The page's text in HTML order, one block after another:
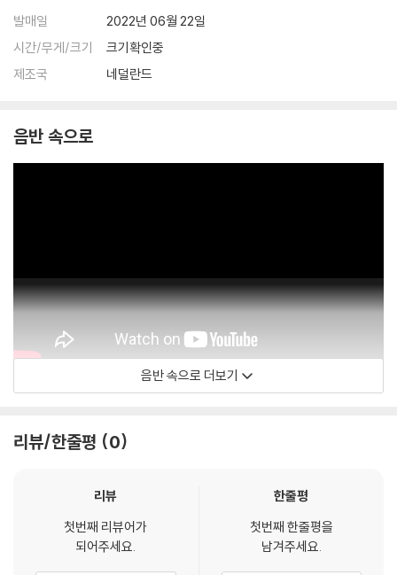
발매일
2022년 06월 22일
시간/무게/크기
크기확인중
제조국
네덜란드
음반 속으로
음반 속으로 더보기
리뷰/한줄평 0
리뷰
첫번째 리뷰어가
되어주세요.
한줄평
첫번째 한줄평을
남겨주세요.